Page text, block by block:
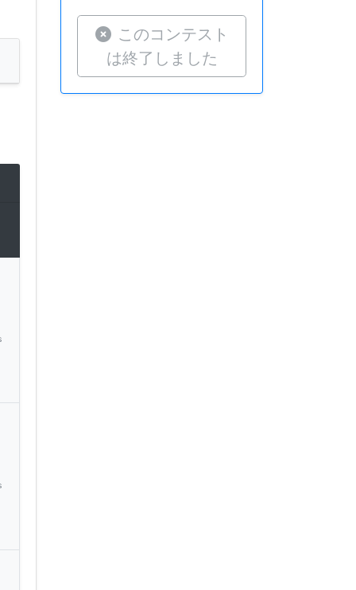
このコンテスト
は終了しました